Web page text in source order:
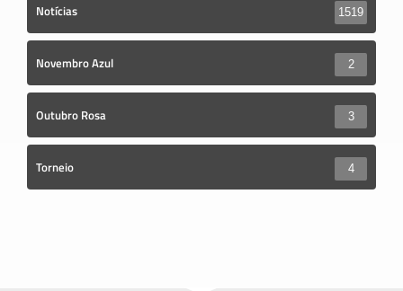
Notícias 1519
Novembro Azul 2
Outubro Rosa 3
Torneio 4